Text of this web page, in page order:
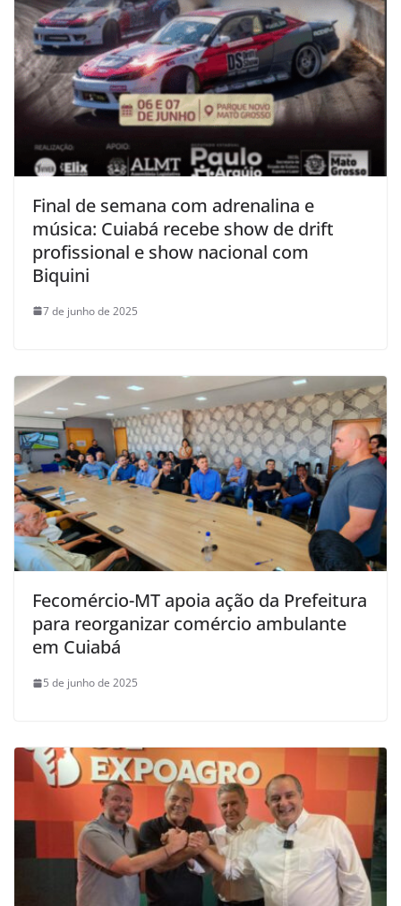
Final de semana com adrenalina e
música: Cuiabá recebe show de drift
profissional e show nacional com
Biquini
7 de junho de 2025
Fecomércio-MT apoia ação da Prefeitura
para reorganizar comércio ambulante
em Cuiabá
5 de junho de 2025